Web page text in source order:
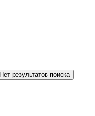
Нет результатов поиска